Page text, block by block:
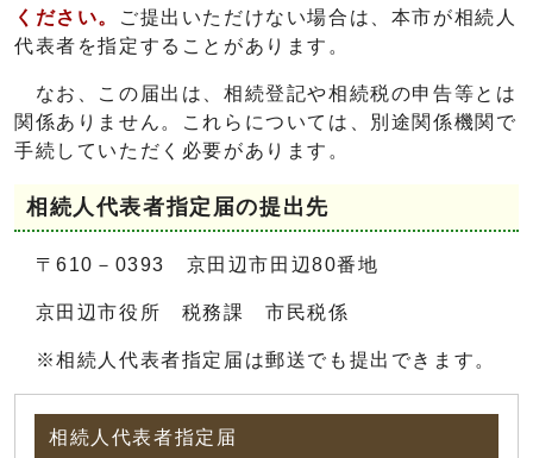
ください。
ご提出いただけない場合は、本市が相続人
代表者を指定することがあります。
なお、この届出は、相続登記や相続税の申告等とは
関係ありません。これらについては、別途関係機関で
手続していただく必要があります。
相続人代表者指定届の提出先
〒610－0393 京田辺市田辺80番地
京田辺市役所 税務課 市民税係
※相続人代表者指定届は郵送でも提出できます。
相続人代表者指定届